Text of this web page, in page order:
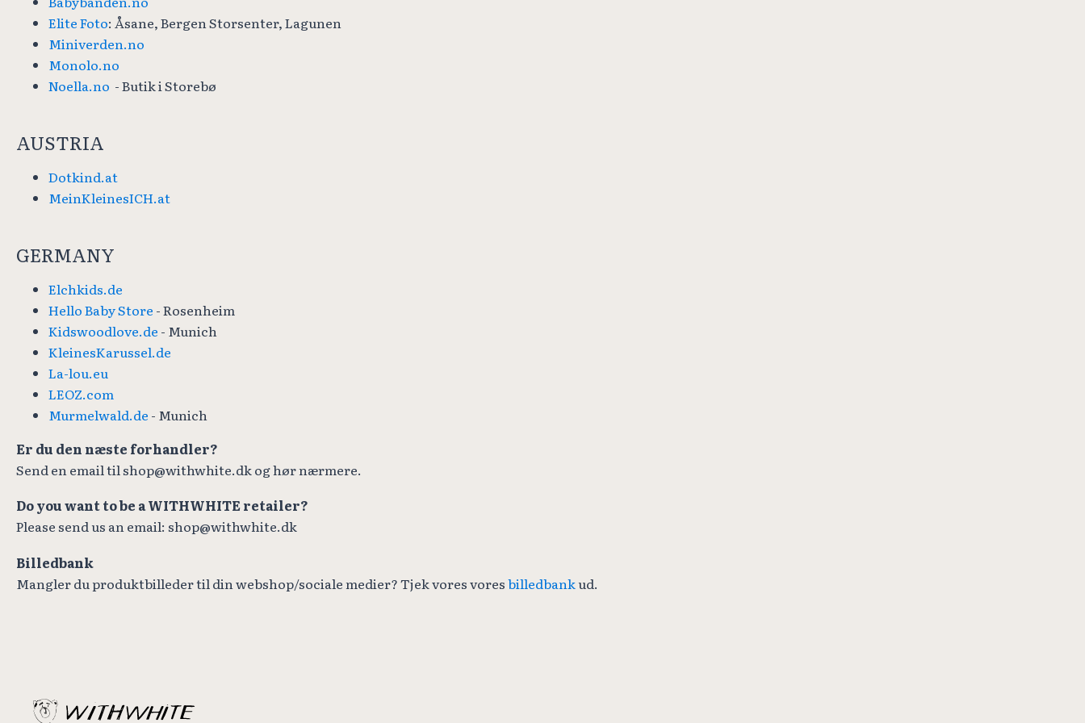
Elite Foto: Åsane, Bergen Storsenter, Lagunen
Miniverden.no
Monolo.no
Noella.no - Butik i Storebø
AUSTRIA
Dotkind.at
MeinKleinesICH.at
GERMANY
Elchkids.de
Hello Baby Store - Rosenheim
Kidswoodlove.de - Munich
KleinesKarussel.de
La-lou.eu
LEOZ.com
Murmelwald.de - Munich
Er du den næste forhandler?
Send en email til shop@withwhite.dk og hør nærmere.
Do you want to be a WITHWHITE retailer?
Please send us an email: shop@withwhite.dk
Billedbank
Mangler du produktbilleder til din webshop/sociale medier? Tjek vores voresbilledbankud.